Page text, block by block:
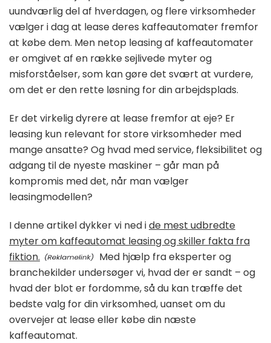
uundværlig del af hverdagen, og flere virksomheder
vælger i dag at lease deres kaffeautomater fremfor
at købe dem. Men netop leasing af kaffeautomater
er omgivet af en række sejlivede myter og
misforståelser, som kan gøre det svært at vurdere,
om det er den rette løsning for din arbejdsplads.
Er det virkelig dyrere at lease fremfor at eje? Er
leasing kun relevant for store virksomheder med
mange ansatte? Og hvad med service, fleksibilitet og
adgang til de nyeste maskiner – går man på
kompromis med det, når man vælger
leasingmodellen?
I denne artikel dykker vi ned ide mest udbredte
myter om kaffeautomat leasing og skiller fakta fra
fiktion.
Med hjælp fra eksperter og
branchekilder undersøger vi, hvad der er sandt – og
hvad der blot er fordomme, så du kan træffe det
bedste valg for din virksomhed, uanset om du
overvejer at lease eller købe din næste
kaffeautomat.